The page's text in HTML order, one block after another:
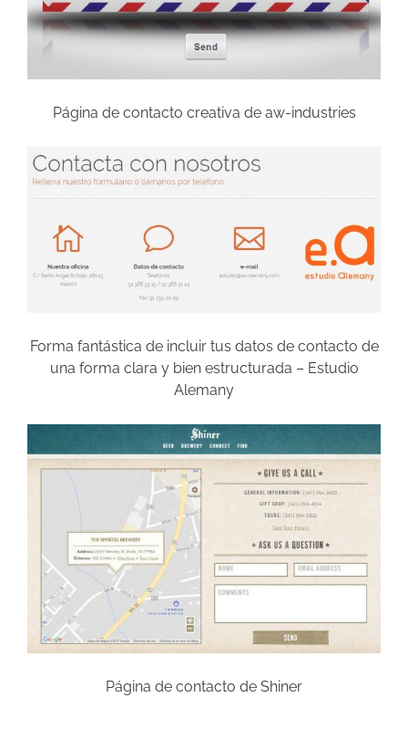
Página de contacto creativa de aw-industries
Forma fantástica de incluir tus datos de contacto de
una forma clara y bien estructurada – Estudio
Alemany
Página de contacto de Shiner